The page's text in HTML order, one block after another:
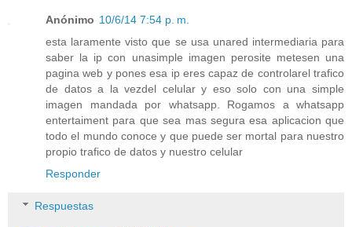
Anónimo 10/6/14 7:54 p. m.
esta laramente visto que se usa unared intermediaria para
saber la ip con unasimple imagen perosite metesen una
pagina web y pones esa ip eres capaz de controlarel trafico
de datos a la vezdel celular y eso solo con una simple
imagen mandada por whatsapp. Rogamos a whatsapp
entertaiment para que sea mas segura esa aplicacion que
todo el mundo conoce y que puede ser mortal para nuestro
propio trafico de datos y nuestro celular
Responder
Respuestas